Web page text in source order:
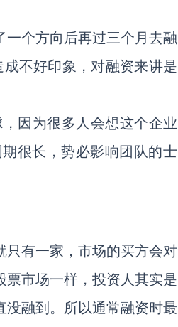
个方向后再过三个月去融
不好印象，对融资来讲是
因为很多人会想这个企业
很长，势必影响团队的士
有一家，市场的买方会对
市场一样，投资人其实是
融到。所以通常融资时最